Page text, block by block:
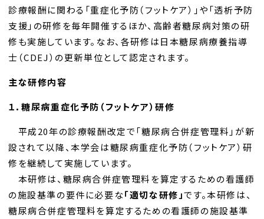
診療報酬に関わる「重症化予防（フットケア）」や「透析予防
支援」の研修を毎年開催するほか、高齢者糖尿病対策の研
修も実施しています。なお、各研修は日本糖尿病療養指導
士（CDEJ）の更新単位として認定されます。
主な研修内容
１．糖尿病重症化予防（フットケア）研修
平成20年の診療報酬改定で「糖尿病合併症管理料」が新
設されて以降、本学会は糖尿病重症化予防（フットケア）研
修を継続して実施しています。
本研修は、糖尿病合併症管理料を算定するための看護師
の施設基準の要件に必要な「適切な研修」です。本研修は、
糖尿病合併症管理料を算定するための看護師の施設基準